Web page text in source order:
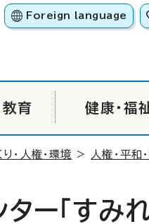
Foreign language
教育 健康・福
・人権・環境 > 人権・平和
ー「すみれ